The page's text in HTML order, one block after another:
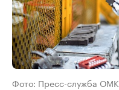
Фото: Пресс-служба ОМК